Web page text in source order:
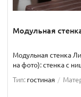
Модульная
Модульная стенка
на фото): стенка с
Тип: гостиная